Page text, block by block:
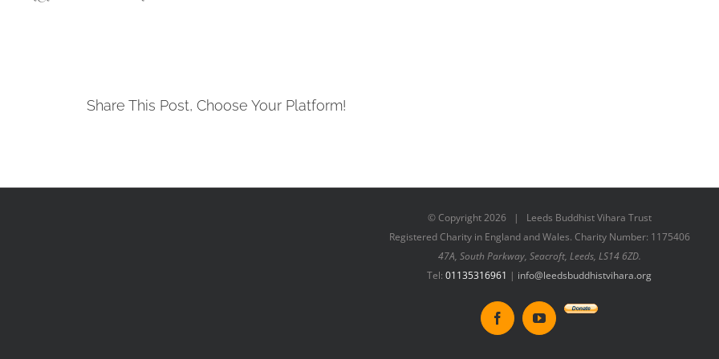
Share This Post, Choose Your Platform!
© Copyright2026 | Leeds Buddhist Vihara Trust
Registered Charity in England and Wales. Charity Number: 1175406
47A, South Parkway, Seacroft, Leeds, LS14 6ZD.
Tel: 01135316961 | info@leedsbuddhistvihara.org
FacebookYouTube
Donate